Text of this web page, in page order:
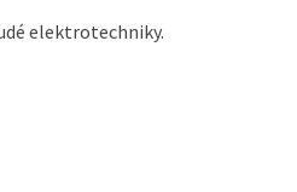
elektrotechniky.